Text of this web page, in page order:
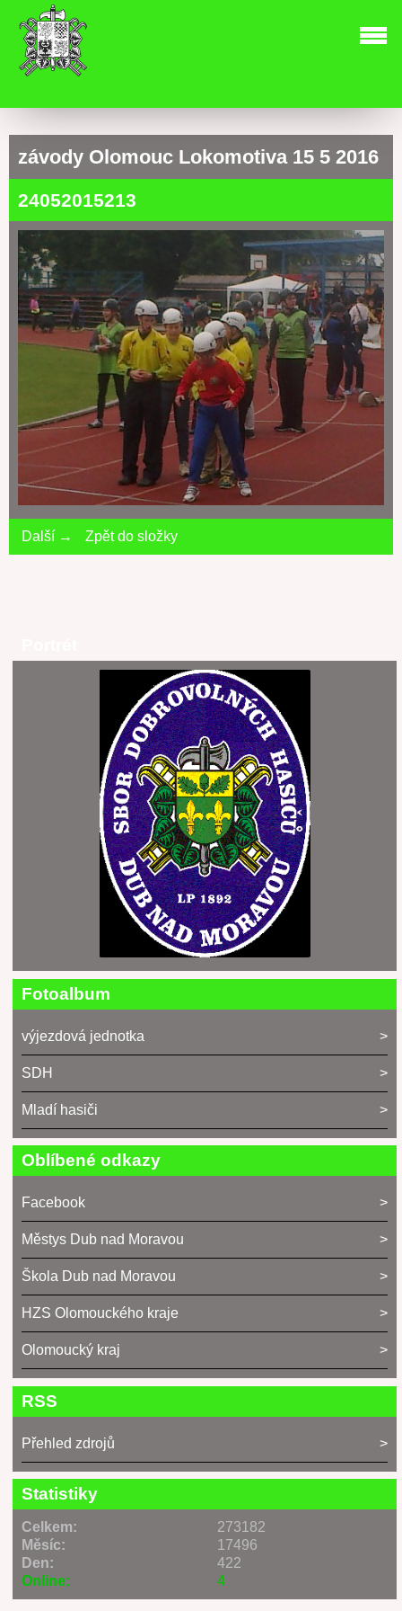
závody Olomouc Lokomotiva 15 5 2016
24052015213
Další → Zpět do složky
Fotoalbum
výjezdová jednotka
SDH
Mladí hasiči
Oblíbené odkazy
Facebook
Městys Dub nad Moravou
Škola Dub nad Moravou
HZS Olomouckého kraje
Olomoucký kraj
RSS
Přehled zdrojů
Statistiky
Online: 4
Celkem:
273182
Měsíc:
17496
Den:
422